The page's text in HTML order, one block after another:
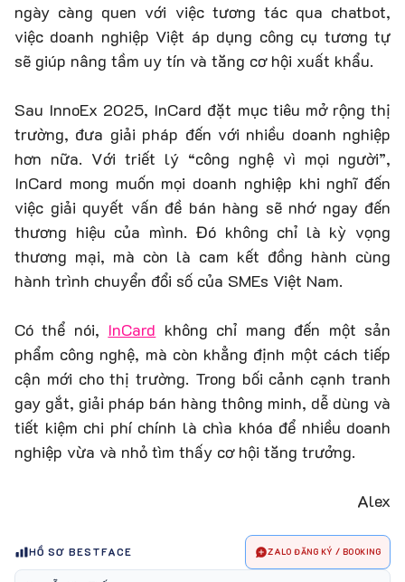
ngày càng quen với việc tương tác qua chatbot,
việc doanh nghiệp Việt áp dụng công cụ tương tự
sẽ giúp nâng tầm uy tín và tăng cơ hội xuất khẩu.
Sau InnoEx 2025, InCard đặt mục tiêu mở rộng thị
trường, đưa giải pháp đến với nhiều doanh nghiệp
hơn nữa. Với triết lý “công nghệ vì mọi người”,
InCard mong muốn mọi doanh nghiệp khi nghĩ đến
việc giải quyết vấn đề bán hàng sẽ nhớ ngay đến
thương hiệu của mình. Đó không chỉ là kỳ vọng
thương mại, mà còn là cam kết đồng hành cùng
hành trình chuyển đổi số của SMEs Việt Nam.
Có thể nói, InCard không chỉ mang đến một sản
phẩm công nghệ, mà còn khẳng định một cách tiếp
cận mới cho thị trường. Trong bối cảnh cạnh tranh
gay gắt, giải pháp bán hàng thông minh, dễ dùng và
tiết kiệm chi phí chính là chìa khóa để nhiều doanh
nghiệp vừa và nhỏ tìm thấy cơ hội tăng trưởng.
Alex
HỒ SƠ BESTFACE ZALO ĐĂNG KÝ / BOOKING